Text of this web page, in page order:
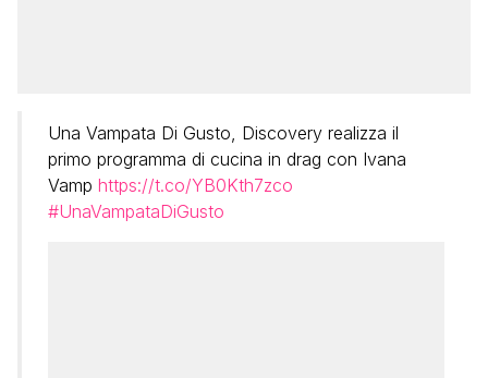
Una Vampata Di Gusto, Discovery realizza il
primo programma di cucina in drag con Ivana
Vamp https://t.co/YB0Kth7zco
#UnaVampataDiGusto